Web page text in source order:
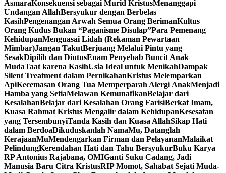
AsmaraKonsekuensi sebagai Murid KristusMenanggapi
Undangan AllahBersyukur dengan Berbelas
KasihPengenangan Arwah Semua Orang BerimanKultus
Orang Kudus Bukan “Paganisme Disulap”Para Pemenang
KehidupanMenguasai Lidah (Rekaman Pewartaan
Mimbar)Jangan TakutBerjuang Melalui Pintu yang
SesakDipilih dan DiutusEnam Penyebab Buncit Anak
MudaTaat karena KasihUsia Ideal untuk MenikahDampak
Silent Treatment dalam PernikahanKristus Melemparkan
ApiKecemasan Orang Tua Memperparah Alergi AnakMenjadi
Hamba yang SetiaMelawan KemunafikanBelajar dari
KesalahanBelajar dari Kesalahan Orang FarisiBerkat Imam,
Kuasa Rahmat Kristus Mengalir dalam KehidupanKesesatan
yang TersembunyiTanda Kasih dan Kuasa AllahSikap Hati
dalam BerdoaDikuduskanlah NamaMu, Datanglah
KerajaanMuMendengarkan Firman dan PelayananMalaikat
PelindungKerendahan Hati dan Tahu BersyukurBuku Karya
RP Antonius Rajabana, OMIGanti Suku Cadang, Jadi
Manusia Baru Citra KristusRIP Momot, Sahabat Sejati Muda-